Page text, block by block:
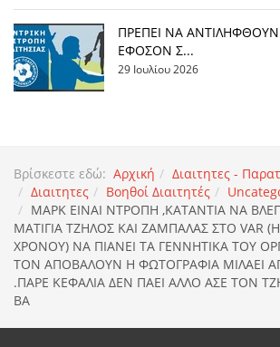
ΠΡΕΠΕΙ ΝΑ
ΕΦΟΣΟΝ Σ...
29 Ιουλίου 2026
Βρίσκεστε εδώ: Αρχική
Διαιτητες -
Διαιτητες
Βοηθοί Διαιτητές
ΜΑΡΚ ΕΙΝΑΙ ΝΤΡΟΠΗ ,ΚΑΤΑΝΤΙΑ ΝΑ
ΜΑΤΙΓΙΑ ΤΖΗΛΟΣ ΚΑΙ ΖΑΜΠΑΛΑΣ ΣΤΟ VAR
ΧΡΟΝΟΥ) ΝΑ ΠΙΑΝΕΙ ΤΑ ΓΕΝΝΗΤΙΚΑ ΤΟΥ
ΤΟΝ ΑΠΟΒΑΛΟΥΝ Η ΦΩΤΟΓΡΑΦΙΑ ΜΙΛΑΕΙ
.ΠΑΡΕ ΚΕΦΑΛΙΑ ΔΕΝ ΠΑΕΙ ΑΛΛΟ ΑΣΕ ΤΟΝ
ΒΑ